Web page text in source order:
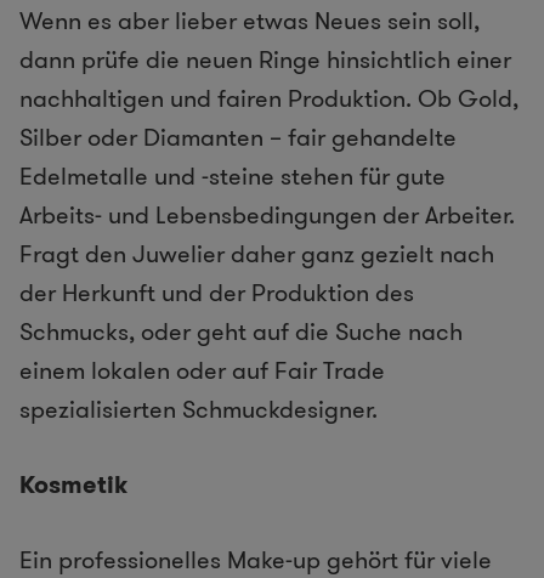
Wenn es aber lieber etwas Neues sein soll,
dann prüfe die neuen Ringe hinsichtlich einer
nachhaltigen und fairen Produktion. Ob Gold,
Silber oder Diamanten – fair gehandelte
Edelmetalle und -steine stehen für gute
Arbeits- und Lebensbedingungen der Arbeiter.
Fragt den Juwelier daher ganz gezielt nach
der Herkunft und der Produktion des
Schmucks, oder geht auf die Suche nach
einem lokalen oder auf Fair Trade
spezialisierten Schmuckdesigner.
Kosmetik
Ein professionelles Make-up gehört für viele